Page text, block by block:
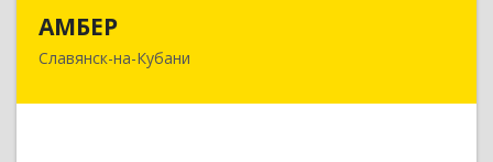
АМБЕР
Славянск-на-Кубани
353562, Краснодарский край, Славянский р-н,